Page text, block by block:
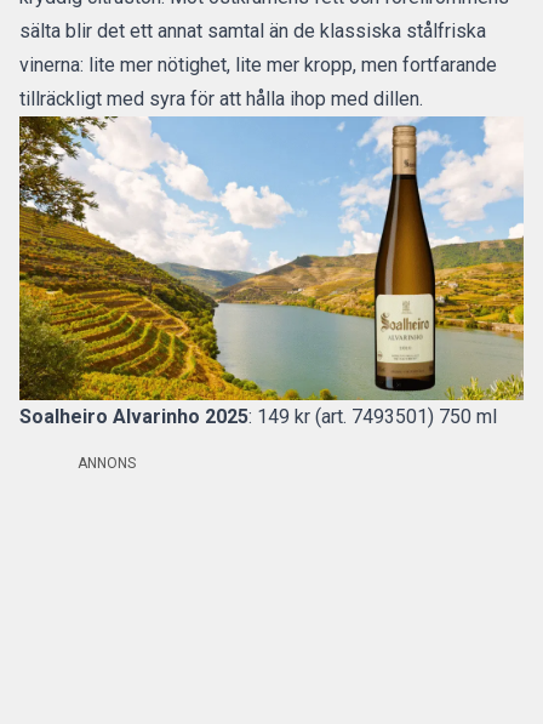
sälta blir det ett annat samtal än de klassiska stålfriska
vinerna: lite mer nötighet, lite mer kropp, men fortfarande
tillräckligt med syra för att hålla ihop med dillen.
Soalheiro Alvarinho 2025: 149 kr (art. 7493501) 750 ml
ANNONS